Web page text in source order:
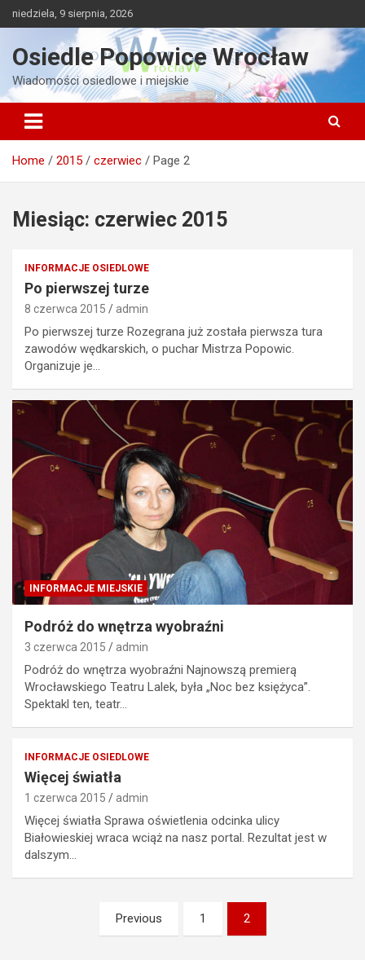
Skip
to
niedziela, 9 sierpnia, 2026
Osiedle Popowice Wrocław
Wiadomości osiedlowe i miejskie
Home 2015 czerwiec Page 2
Miesiąc: czerwiec 2015
INFORMACJE OSIEDLOWE
Po pierwszej turze
8 czerwca 2015 admin
Po pierwszej turze Rozegrana już została pierwsza tura
zawodów wędkarskich, o puchar Mistrza Popowic.
Organizuje je…
INFORMACJE MIEJSKIE
Podróż do wnętrza wyobraźni
3 czerwca 2015 admin
Podróż do wnętrza wyobraźni Najnowszą premierą
Wrocławskiego Teatru Lalek, była „Noc bez księżyca”.
Spektakl ten, teatr…
INFORMACJE OSIEDLOWE
Więcej światła
1 czerwca 2015 admin
Więcej światła Sprawa oświetlenia odcinka ulicy
Białowieskiej wraca wciąż na nasz portal. Rezultat jest w
dalszym…
Previous 1 2